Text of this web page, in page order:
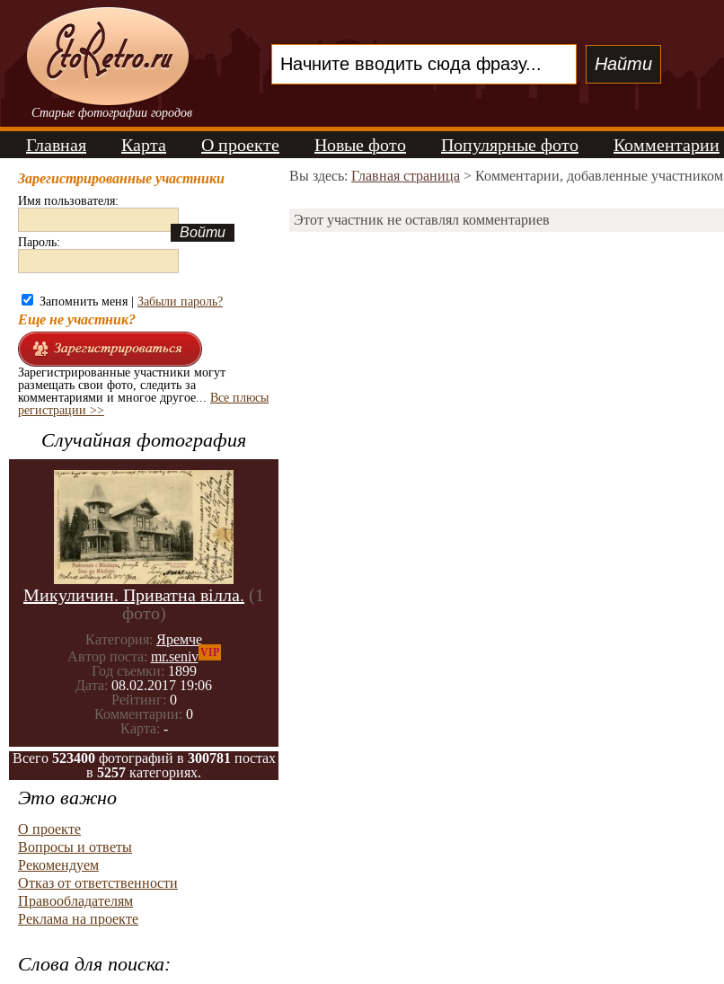
Старые фотографии городов
Главная Карта О проекте Новые фото Популярные фото Комментарии
Зарегистрированные участники
Имя пользователя:
Пароль:
Запомнить меня | Забыли пароль?
Еще не участник?
Зарегистрированные участники могут
размещать свои фото, следить за
комментариями и многое другое... Все плюсы
регистрации >>
Случайная фотография
Микуличин. Приватна вілла. (1
фото)
Категория: Яремче
Автор поста: mr.senivVIP
Год съемки: 1899
Дата: 08.02.2017 19:06
Рейтинг: 0
Комментарии: 0
Карта: -
Всего 523400фотографий в 300781 постах
в 5257 категориях.
Это важно
О проекте
Вопросы и ответы
Рекомендуем
Отказ от ответственности
Правообладателям
Реклама на проекте
Слова для поиска:
Вы здесь: Главная страница > Комментарии, добавленные участником
Этот участник не оставлял комментариев